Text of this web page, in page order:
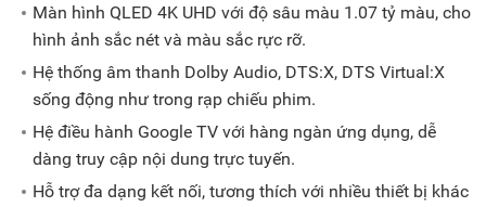
Màn hình QLED 4K UHD với độ sâu màu 1.07 tỷ màu, cho
hình ảnh sắc nét và màu sắc rực rỡ.
Hệ thống âm thanh Dolby Audio, DTS:X, DTS Virtual:X
sống động như trong rạp chiếu phim.
Hệ điều hành Google TV với hàng ngàn ứng dụng, dễ
dàng truy cập nội dung trực tuyến.
Hỗ trợ đa dạng kết nối, tương thích với nhiều thiết bị khác